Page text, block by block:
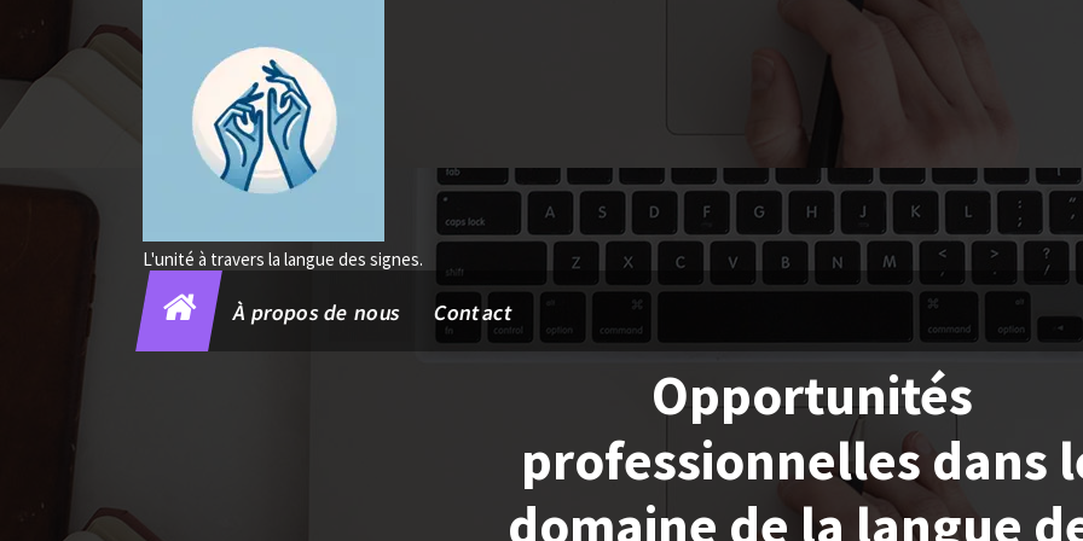
contenu
L'unité à travers la langue des signes.
À propos de nous Contact
Opportunités
professionnelles dans
domaine de la langue